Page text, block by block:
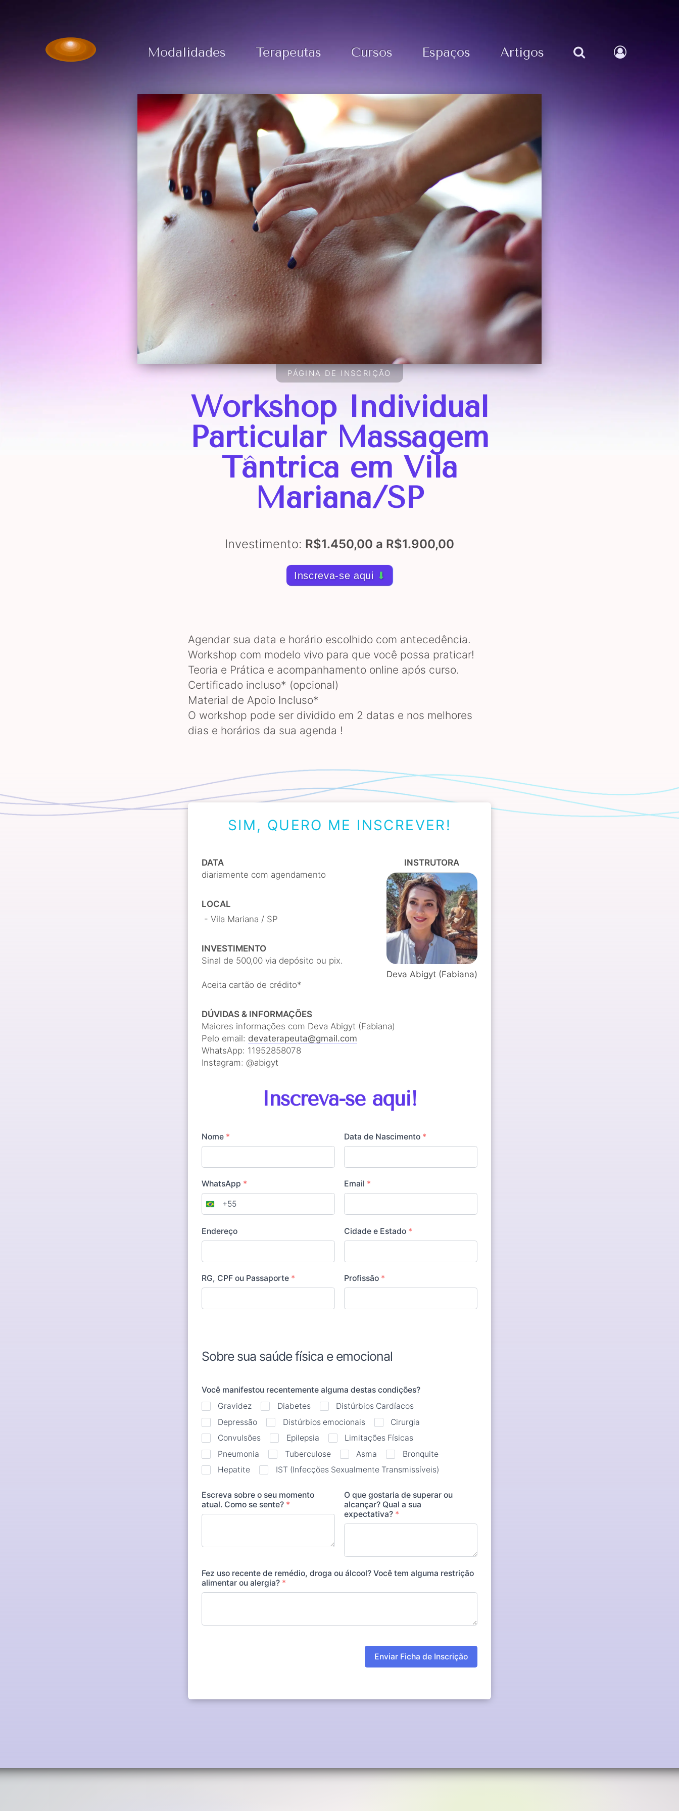
Modalidades Terapeutas Cursos Espaços Artigos
PÁGINA DE INSCRIÇÃO
Workshop Individual
Particular Massagem
Tântrica em Vila
Mariana/SP
Investimento: R$1.450,00 a R$1.900,00
Inscreva-se aqui ⬇
Agendar sua data e horário escolhido com antecedência.
Workshop com modelo vivo para que você possa praticar!
Teoria e Prática e acompanhamento online após curso.
Certificado incluso* (opcional)
Material de Apoio Incluso*
O workshop pode ser dividido em 2 datas e nos melhores
dias e horários da sua agenda !
SIM, QUERO ME INSCREVER!
INSTRUTORA
Deva Abigyt (Fabiana)
DATA
diariamente com agendamento
LOCAL
- Vila Mariana / SP
INVESTIMENTO
Sinal de 500,00 via depósito ou pix.
Aceita cartão de crédito*
DÚVIDAS & INFORMAÇÕES
Maiores informações com Deva Abigyt (Fabiana)
Pelo email: devaterapeuta@gmail.com
WhatsApp: 11952858078
Instagram: @abigyt
Inscreva-se aqui!
Nome * Data de Nascimento *
WhatsApp *
Brazil
+55
Email *
Endereço Cidade e Estado *
RG, CPF ou Passaporte * Profissão *
Sobre sua saúde física e emocional
Você manifestou recentemente alguma destas condições?
Gravidez
Diabetes
Distúrbios Cardíacos
Depressão
Distúrbios emocionais
Cirurgia
Convulsões
Epilepsia
Limitações Físicas
Pneumonia
Tuberculose Asma
Bronquite
Hepatite
IST (Infecções Sexualmente Transmissíveis)
Escreva sobre o seu momento
atual. Como se sente? *
O que gostaria de superar ou
alcançar? Qual a sua
expectativa? *
Fez uso recente de remédio, droga ou álcool? Você tem alguma restrição
alimentar ou alergia? *
Enviar Ficha de Inscrição